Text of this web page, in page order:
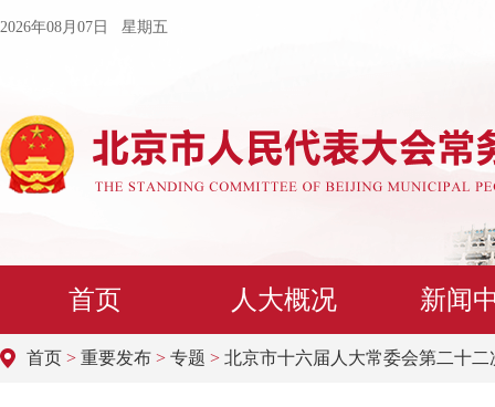
2026年08月07日 星期五
首页 人大概况 新闻
首页 > 重要发布 > 专题 > 北京市十六届人大常委会第二十二